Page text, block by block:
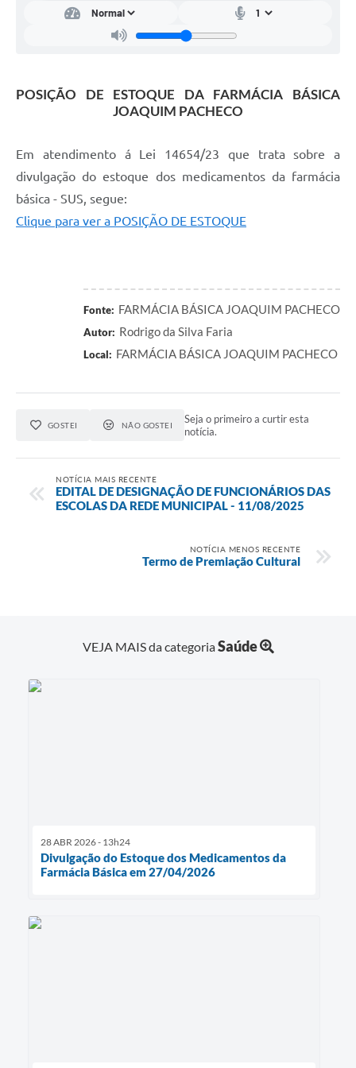
Galeria de Vídeos
Contas Públicas
Editais
Serviços Online
POSIÇÃO DE ESTOQUE DA FARMÁCIA BÁSICA
JOAQUIM PACHECO
Em atendimento á Lei 14654/23 que trata sobre a
divulgação do estoque dos medicamentos da farmácia
básica - SUS, segue:
Clique para ver a POSIÇÃO DE ESTOQUE
Fonte: FARMÁCIA BÁSICA JOAQUIM PACHECO
Autor: Rodrigo da Silva Faria
Local: FARMÁCIA BÁSICA JOAQUIM PACHECO
GOSTEI NÃO GOSTEI
Seja o primeiro a curtir esta
notícia.
NOTÍCIA MAIS RECENTE
EDITAL DE DESIGNAÇÃO DE FUNCIONÁRIOS DAS
ESCOLAS DA REDE MUNICIPAL - 11/08/2025
NOTÍCIA MENOS RECENTE
Termo de Premiação Cultural
VEJA MAIS da categoriaSaúde
28 ABR 2026 - 13h24
Divulgação do Estoque dos Medicamentos da
Farmácia Básica em 27/04/2026